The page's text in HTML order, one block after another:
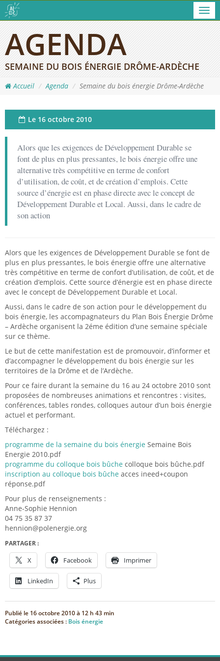
AGENDA
SEMAINE DU BOIS ÉNERGIE DRÔME-ARDÈCHE
Accueil Agenda Semaine du bois énergie Drôme-Ardèche
Le 16 octobre 2010
Alors que les exigences de Développement Durable se
font de plus en plus pressantes, le bois énergie offre une
alternative très compétitive en terme de confort
d’utilisation, de coût, et de création d’emplois. Cette
source d’énergie est en phase directe avec le concept de
Développement Durable et Local. Aussi, dans le cadre de
son action
Alors que les exigences de Développement Durable se font de
plus en plus pressantes, le bois énergie offre une alternative
très compétitive en terme de confort d’utilisation, de coût, et de
création d’emplois. Cette source d’énergie est en phase directe
avec le concept de Développement Durable et Local.
Aussi, dans le cadre de son action pour le développement du
bois énergie, les accompagnateurs du Plan Bois Énergie Drôme
– Ardèche organisent la 2éme édition d’une semaine spéciale
sur ce thème.
Le but de cette manifestation est de promouvoir, d’informer et
d’accompagner le développement du bois énergie sur les
territoires de la Drôme et de l’Ardèche.
Pour ce faire durant la semaine du 16 au 24 octobre 2010 sont
proposées de nombreuses animations et rencontres : visites,
conférences, tables rondes, colloques autour d’un bois énergie
actuel et performant.
Téléchargez :
programme de la semaine du bois énergie Semaine Bois
Energie 2010.pdf
programme du colloque bois bûche colloque bois bûche.pdf
inscription au colloque bois bûche acces ineed+coupon
réponse.pdf
Pour plus de renseignements :
Anne-Sophie Hennion
04 75 35 87 37
hennion@polenergie.org
PARTAGER :
X Facebook Imprimer
LinkedIn Plus
Publié le 16 octobre 2010 à 12 h 43 min
Catégories associées : Bois énergie